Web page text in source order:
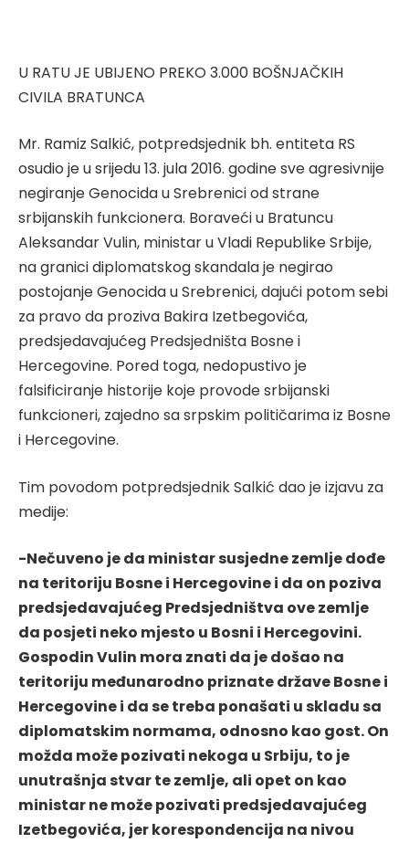
U RATU JE UBIJENO PREKO 3.000 BOŠNJAČKIH
CIVILA BRATUNCA
Mr. Ramiz Salkić, potpredsjednik bh. entiteta RS
osudio je u srijedu 13. jula 2016. godine sve agresivnije
negiranje Genocida u Srebrenici od strane
srbijanskih funkcionera. Boraveći u Bratuncu
Aleksandar Vulin, ministar u Vladi Republike Srbije,
na granici diplomatskog skandala je negirao
postojanje Genocida u Srebrenici, dajući potom sebi
za pravo da proziva Bakira Izetbegovića,
predsjedavajućeg Predsjedništa Bosne i
Hercegovine. Pored toga, nedopustivo je
falsificiranje historije koje provode srbijanski
funkcioneri, zajedno sa srpskim političarima iz Bosne
i Hercegovine.
Tim povodom potpredsjednik Salkić dao je izjavu za
medije:
-Nečuveno je da ministar susjedne zemlje dođe
na teritoriju Bosne i Hercegovine i da on poziva
predsjedavajućeg Predsjedništva ove zemlje
da posjeti neko mjesto u Bosni i Hercegovini.
Gospodin Vulin mora znati da je došao na
teritoriju međunarodno priznate države Bosne i
Hercegovine i da se treba ponašati u skladu sa
diplomatskim normama, odnosno kao gost. On
možda može pozivati nekoga u Srbiju, to je
unutrašnja stvar te zemlje, ali opet on kao
ministar ne može pozivati predsjedavajućeg
Izetbegovića, jer korespondencija na nivou